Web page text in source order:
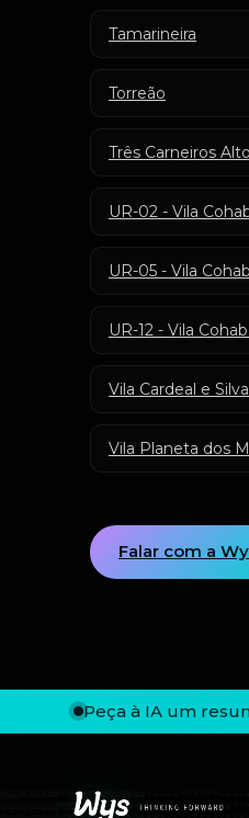
Tamarineira
Torreão
Três Carneiros Alto
UR-02 - Vila
UR-05 - Vila
UR-12 - Vila Cohab.
Vila Cardeal e Silva
Vila Planeta dos
Falar com a
Peça à IA um